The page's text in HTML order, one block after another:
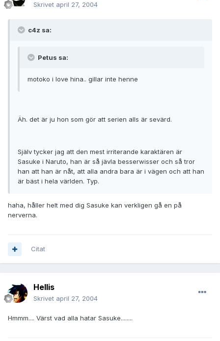
Skrivet april 27, 2004
c4z sa:
Petus sa:
motoko i love hina.. gillar inte henne
Äh. det är ju hon som gör att serien alls är sevärd.
Själv tycker jag att den mest irriterande karaktären är
Sasuke i Naruto, han är så jävla besserwisser och så tror
han att han är nåt, att alla andra bara är i vägen och att han
är bäst i hela världen. Typ.
haha, håller helt med dig Sasuke kan verkligen gå en på
nerverna.
Citat
Hellis
Skrivet april 27, 2004
Hmmm.... Värst vad alla hatar Sasuke........